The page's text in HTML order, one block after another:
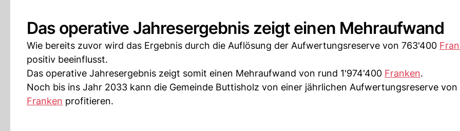
Das operative Jahresergebnis zeigt einen Mehraufwand
Wie bereits zuvor wird das Ergebnis durch die Auflösung der Aufwertungsreserve von 763'400
positiv beeinflusst.
Das operative Jahresergebnis zeigt somit einen Mehraufwand von rund 1'974'400 Franken.
Noch bis ins Jahr 2033 kann die Gemeinde Buttisholz von einer jährlichen Aufwertungsreserve
Franken profitieren.